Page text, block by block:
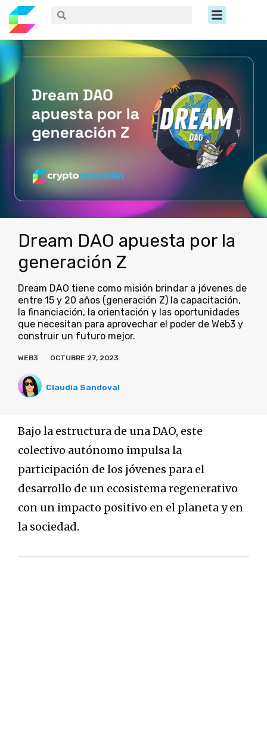
contenido
Buscar Menú
Dream DAO apuesta por la
generación Z
Dream DAO tiene como misión brindar a jóvenes de
entre 15 y 20 años (generación Z) la capacitación,
la financiación, la orientación y las oportunidades
que necesitan para aprovechar el poder de Web3 y
construir un futuro mejor.
WEB3 OCTUBRE 27, 2023
Claudia Sandoval
Bajo la estructura de una DAO, este
colectivo autónomo impulsa la
participación de los jóvenes para el
desarrollo de un ecosistema regenerativo
con un impacto positivo en el planeta y en
la sociedad.